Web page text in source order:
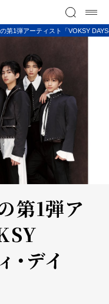
第1弾アーティスト「VOKSY
第1弾ア
デイ